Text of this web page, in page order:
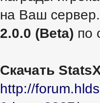
на Ваш
2.0.0 (Beta) по
Скачать
http://